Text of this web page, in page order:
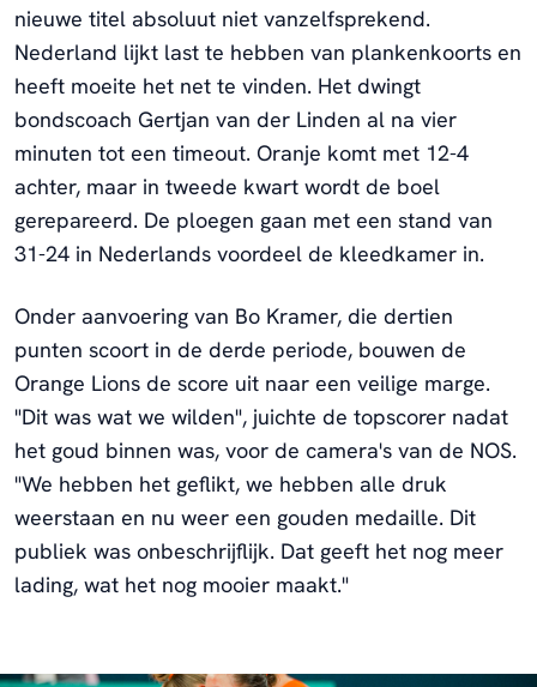
nieuwe titel absoluut niet vanzelfsprekend.
Nederland lijkt last te hebben van plankenkoorts en
heeft moeite het net te vinden. Het dwingt
bondscoach Gertjan van der Linden al na vier
minuten tot een timeout. Oranje komt met 12-4
achter, maar in tweede kwart wordt de boel
gerepareerd. De ploegen gaan met een stand van
31-24 in Nederlands voordeel de kleedkamer in.
Onder aanvoering van Bo Kramer, die dertien
punten scoort in de derde periode, bouwen de
Orange Lions de score uit naar een veilige marge.
"Dit was wat we wilden", juichte de topscorer nadat
het goud binnen was, voor de camera's van de NOS.
"We hebben het geflikt, we hebben alle druk
weerstaan en nu weer een gouden medaille. Dit
publiek was onbeschrijflijk. Dat geeft het nog meer
lading, wat het nog mooier maakt."